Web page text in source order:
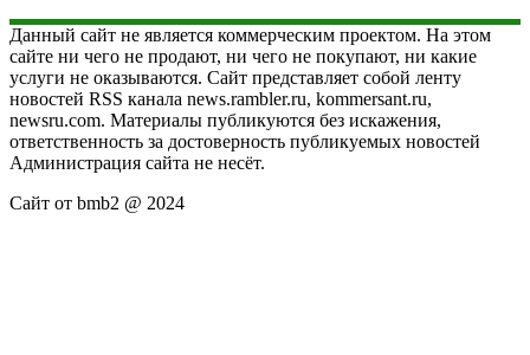
Данный сайт не является коммерческим проектом. На этом
сайте ни чего не продают, ни чего не покупают, ни какие
услуги не оказываются. Сайт представляет собой ленту
новостей RSS канала news.rambler.ru, kommersant.ru,
newsru.com. Материалы публикуются без искажения,
ответственность за достоверность публикуемых новостей
Администрация сайта не несёт.
Сайт от bmb2 @ 2024